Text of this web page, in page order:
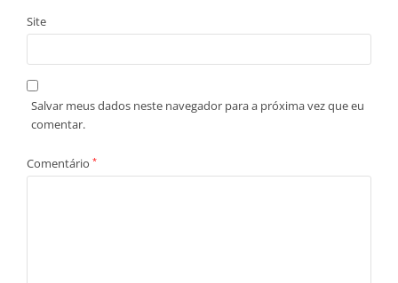
Site
Salvar meus dados neste navegador para a próxima vez que eu
comentar.
Comentário *